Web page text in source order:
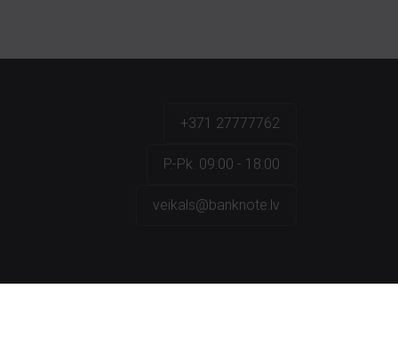
+371 27777762
P.-Pk. 09:00 - 18:00
veikals@banknote.lv